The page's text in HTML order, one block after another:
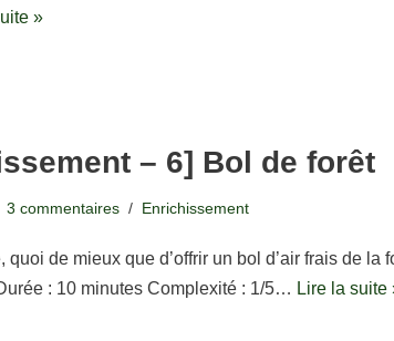
»
– 6] Bol de forêt
3 commentaires Enrichissement
quoi de mieux que d’offrir un bol d’air frais de la
: 10 minutes Complexité : 1/5… Lire la suite